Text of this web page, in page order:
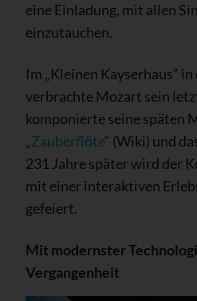
eine Einladung, mit allen
einzutauchen.
Im „Kleinen Kayserhaus“
verbrachte Mozart sein
komponierte seine späten
„Zauberflöte“ (Wiki) und
231 Jahre später wird der
mit einer interaktiven
gefeiert.
Mit modernster
Vergangenheit